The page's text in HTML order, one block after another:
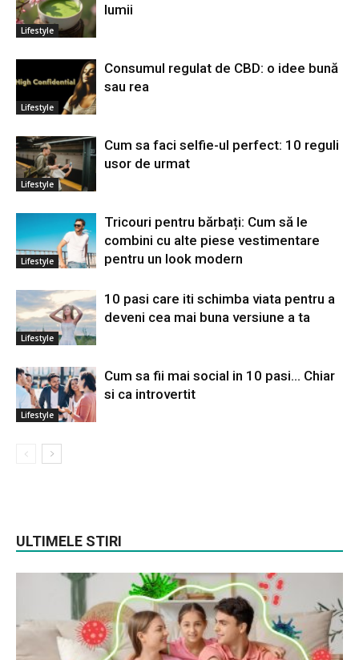
Lifestyle
lumii
Lifestyle
Consumul regulat de CBD: o idee bună
sau rea
Lifestyle
Cum sa faci selfie-ul perfect: 10 reguli
usor de urmat
Lifestyle
Tricouri pentru bărbați: Cum să le
combini cu alte piese vestimentare
pentru un look modern
Lifestyle
10 pasi care iti schimba viata pentru a
deveni cea mai buna versiune a ta
Lifestyle
Cum sa fii mai social in 10 pasi… Chiar
si ca introvertit
ULTIMELE STIRI